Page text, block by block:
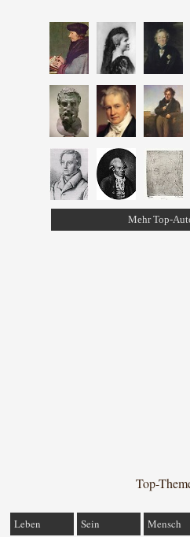
Mehr Top-
Top-
Leben Sein Mensch